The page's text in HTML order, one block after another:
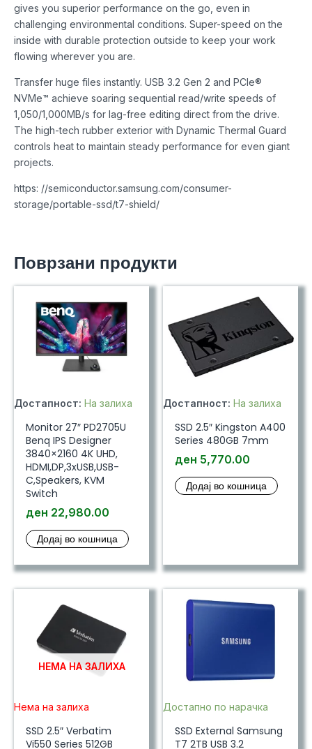
gives you superior performance on the go, even in
challenging environmental conditions. Super-speed on the
inside with durable protection outside to keep your work
flowing wherever you are.
Transfer huge files instantly. USB 3.2 Gen 2 and PCIe®
NVMe™ achieve soaring sequential read/write speeds of
1,050/1,000MB/s for lag-free editing direct from the drive.
The high-tech rubber exterior with Dynamic Thermal Guard
controls heat to maintain steady performance for even giant
projects.
https: //semiconductor.samsung.com/consumer-
storage/portable-ssd/t7-shield/
Поврзани продукти
Достапност: На залиха
Monitor 27″ PD2705U
Benq IPS Designer
3840×2160 4K UHD,
HDMI,DP,3xUSB,USB-
C,Speakers, KVM
Switch
ден 22,980.00
Додај во кошница
Достапност: На залиха
SSD 2.5″ Kingston A400
Series 480GB 7mm
ден 5,770.00
Додај во кошница
НЕМА НА ЗАЛИХА
Нема на залиха
SSD 2.5″ Verbatim
Vi550 Series 512GB
Достапно по нарачка
SSD External Samsung
T7 2TB USB 3.2